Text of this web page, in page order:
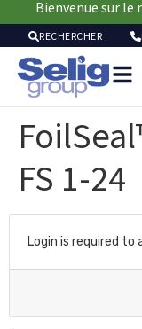
Bienvenue sur le
RECHERCHER
FS 1-24
Login is required to